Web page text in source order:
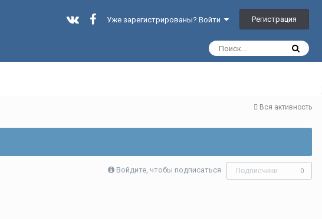
Уже зарегистрированы? Войти Регистрация
Вся активность
Войдите, чтобы подписаться Подписчики 0